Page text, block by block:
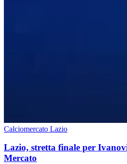
Calciomercato Lazio
Lazio, stretta finale per
Mercato